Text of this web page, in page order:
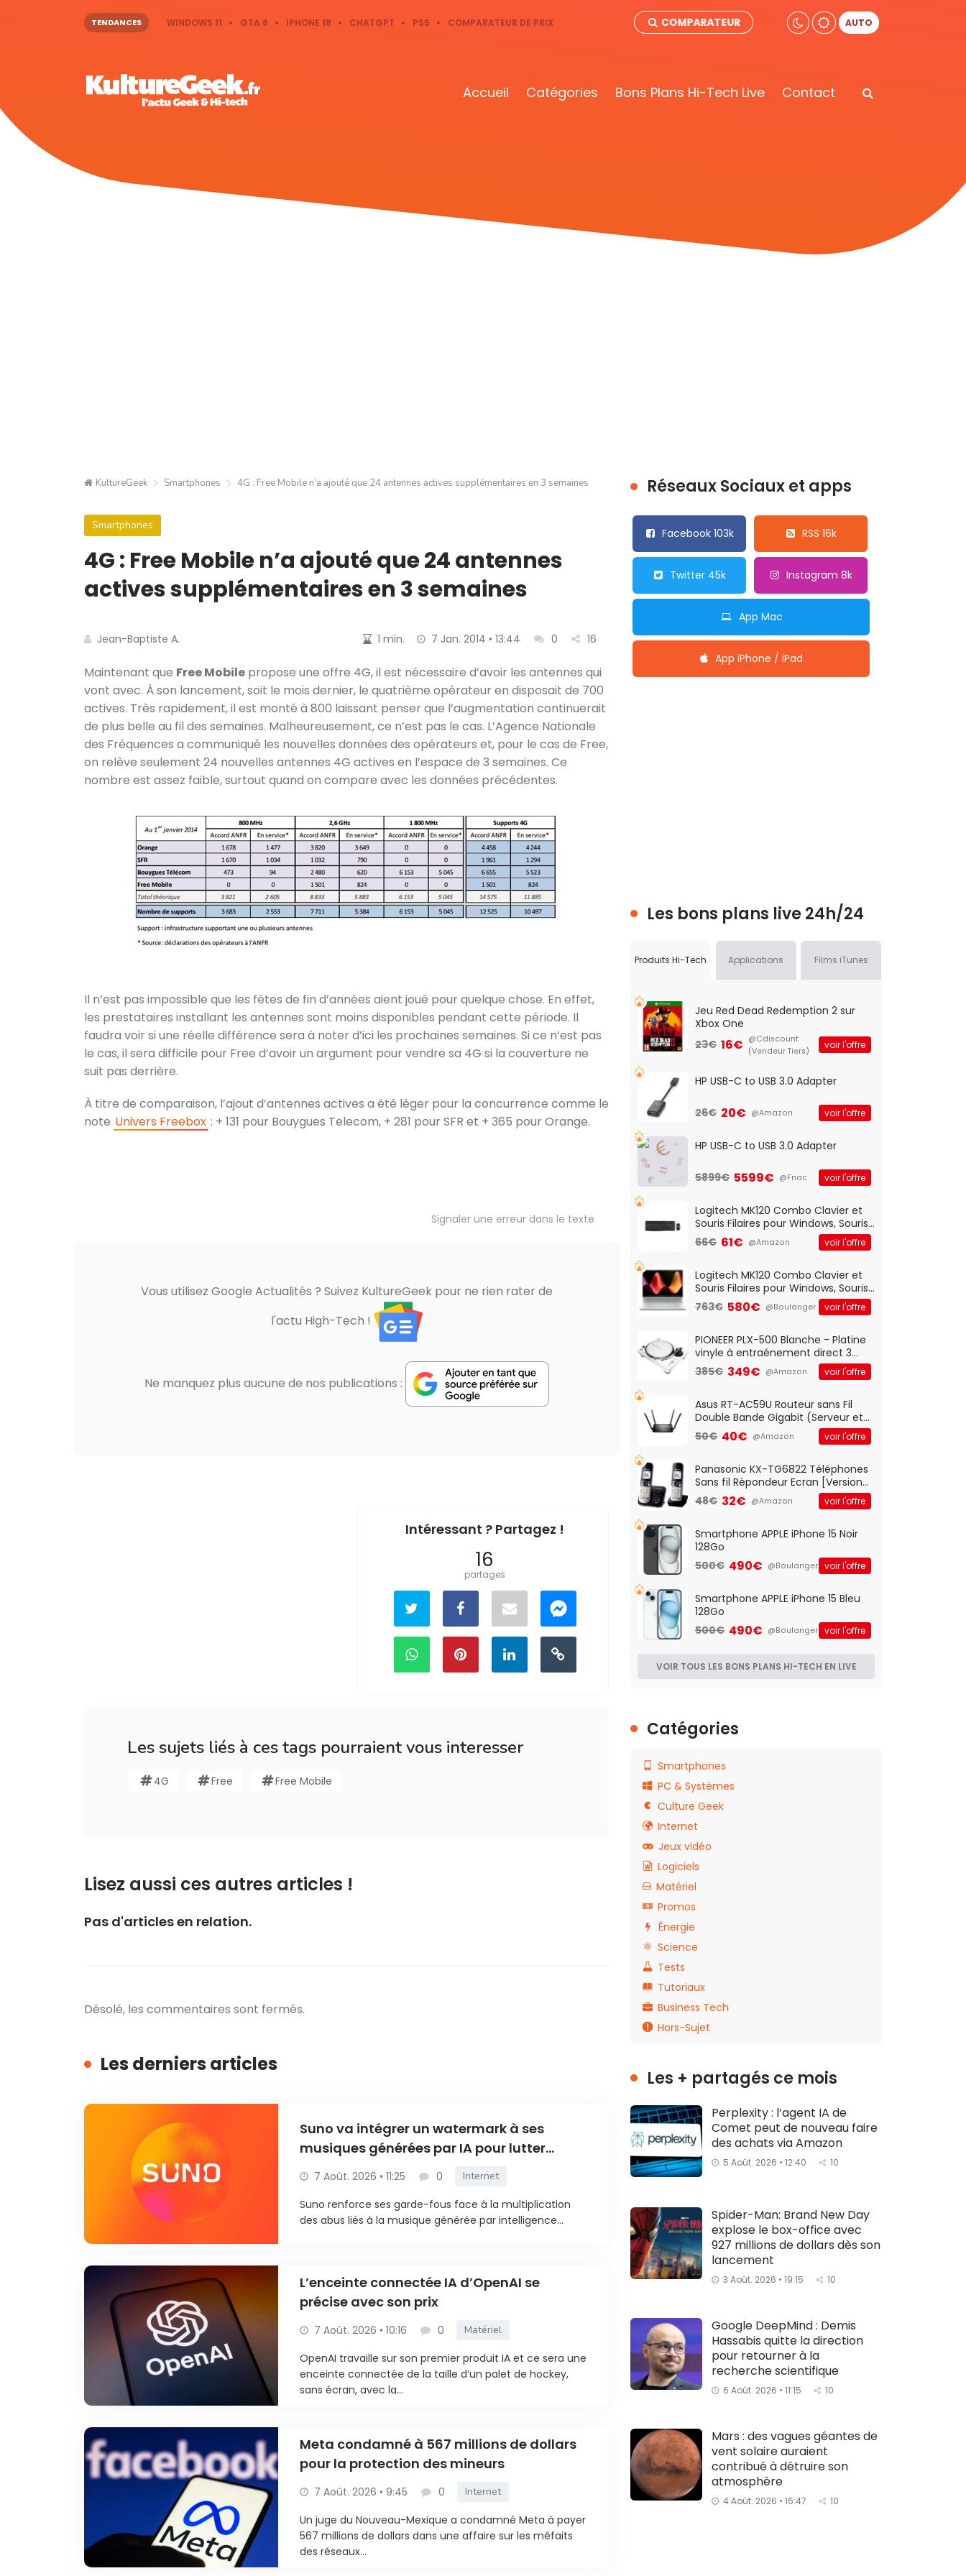
TENDANCES WINDOWS 11 GTA 6 IPHONE 18 CHATGPT PS5 COMPARATEUR DE PRIX COMPARATEUR AUTO
Accueil Catégories Bons Plans Hi-Tech Live Contact
KultureGeek Smartphones 4G : Free Mobile n’a ajouté que 24 antennes actives supplémentaires en 3 semaines
Smartphones
4G : Free Mobile n’a ajouté que 24 antennes
actives supplémentaires en 3 semaines
Jean-Baptiste A. 1 min. 7 Jan. 2014 • 13:44 0 16
Maintenant que Free Mobile propose une offre 4G, il est nécessaire d’avoir les antennes qui
vont avec. À son lancement, soit le mois dernier, le quatrième opérateur en disposait de 700
actives. Très rapidement, il est monté à 800 laissant penser que l’augmentation continuerait
de plus belle au fil des semaines. Malheureusement, ce n’est pas le cas. L’Agence Nationale
des Fréquences a communiqué les nouvelles données des opérateurs et, pour le cas de Free,
on relève seulement 24 nouvelles antennes 4G actives en l’espace de 3 semaines. Ce
nombre est assez faible, surtout quand on compare avec les données précédentes.
Il n’est pas impossible que les fêtes de fin d’années aient joué pour quelque chose. En effet,
les prestataires installant les antennes sont moins disponibles pendant cette période. Il
faudra voir si une réelle différence sera à noter d’ici les prochaines semaines. Si ce n’est pas
le cas, il sera difficile pour Free d’avoir un argument pour vendre sa 4G si la couverture ne
suit pas derrière.
À titre de comparaison, l’ajout d’antennes actives a été léger pour la concurrence comme le
note Univers Freebox : + 131 pour Bouygues Telecom, + 281 pour SFR et + 365 pour Orange.
Signaler une erreur dans le texte
Vous utilisez Google Actualités ? Suivez KultureGeek pour ne rien rater de
l'actu High-Tech !
Ne manquez plus aucune de nos publications :
Intéressant ? Partagez !
16
partages
Les sujets liés à ces tags pourraient vous interesser
4G Free Free Mobile
Lisez aussi ces autres articles !
Pas d'articles en relation.
Désolé, les commentaires sont fermés.
Les derniers articles
Suno va intégrer un watermark à ses
musiques générées par IA pour lutter
contre la fraude
7 Août. 2026 • 11:25 0 Internet
Suno renforce ses garde-fous face à la multiplication
des abus liés à la musique générée par intelligence...
L’enceinte connectée IA d’OpenAI se
précise avec son prix
7 Août. 2026 • 10:16 0 Matériel
OpenAI travaille sur son premier produit IA et ce sera une
enceinte connectée de la taille d’un palet de hockey,
sans écran, avec la...
Meta condamné à 567 millions de dollars
pour la protection des mineurs
7 Août. 2026 • 9:45 0 Internet
Un juge du Nouveau-Mexique a condamné Meta à payer
567 millions de dollars dans une affaire sur les méfaits
des réseaux...
Réseaux Sociaux et apps
Facebook 103k RSS 16k
Twitter 45k Instagram 8k
App Mac
App iPhone / iPad
Les bons plans live 24h/24
Produits Hi-Tech Applications Films iTunes
Jeu Red Dead Redemption 2 sur
Xbox One
23€ 16€ @Cdiscount
(Vendeur Tiers)
voir l'offre
HP USB-C to USB 3.0 Adapter
26€ 20€ @Amazon voir l'offre
HP USB-C to USB 3.0 Adapter
5899€ 5599€ @Fnac voir l'offre
Logitech MK120 Combo Clavier et
Souris Filaires pour Windows, Souris
Optique Filaire, Connexion USB Plug
And Play, Confortable, Taille
QWERTY UK - Noir
66€ 61€ @Amazon voir l'offre
Logitech MK120 Combo Clavier et
Souris Filaires pour Windows, Souris
Optique Filaire, Connexion USB Plug
And Play, Confortable, Taille
QWERTY UK - Noir
763€ 580€ @Boulanger voir l'offre
PIONEER PLX-500 Blanche - Platine
vinyle à entraénement direct 3
vitesses (33-45-78 trs/min) avec
pre-ampli intégré et port USB
385€ 349€ @Amazon voir l'offre
Asus RT-AC59U Routeur sans Fil
Double Bande Gigabit (Serveur et
Client VPN, Triple Vlan, Mode Point
d'accès et Bridge, contrôle
50€ 40€ @Amazon voir l'offre
Panasonic KX-TG6822 Téléphones
Sans fil Répondeur Ecran [Version
Française]
48€ 32€ @Amazon voir l'offre
Smartphone APPLE iPhone 15 Noir
128Go
500€ 490€ @Boulanger voir l'offre
Smartphone APPLE iPhone 15 Bleu
128Go
500€ 490€ @Boulanger voir l'offre
VOIR TOUS LES BONS PLANS HI-TECH EN LIVE
Catégories
Smartphones
PC & Systèmes
Culture Geek
Internet
Jeux vidéo
Logiciels
Matériel
Promos
Énergie
Science
Tests
Tutoriaux
Business Tech
Hors-Sujet
Les + partagés ce mois
Perplexity : l’agent IA de
Comet peut de nouveau faire
des achats via Amazon
5 Août. 2026 • 12:40 10
Spider-Man: Brand New Day
explose le box-office avec
927 millions de dollars dès son
lancement
3 Août. 2026 • 19:15 10
Google DeepMind : Demis
Hassabis quitte la direction
pour retourner à la
recherche scientifique
6 Août. 2026 • 11:15 10
Mars : des vagues géantes de
vent solaire auraient
contribué à détruire son
atmosphère
4 Août. 2026 • 16:47 10